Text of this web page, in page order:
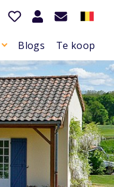
Blogs Te koop